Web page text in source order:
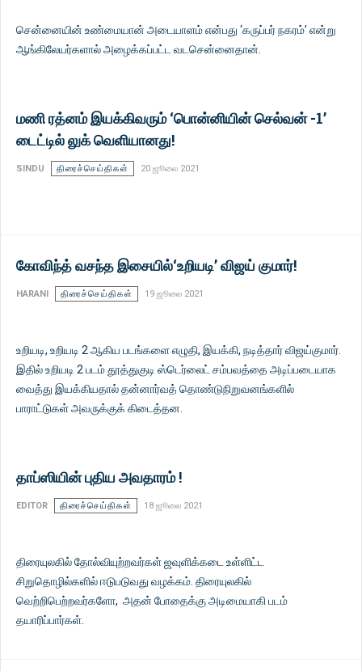
சென்னையின் உண்மையான் அடையாளம் என்பது ‘கருப்பர் நகரம்’ என்று
ஆங்கிலேயர்களால் அழைக்கப்பட்ட வடசென்னைதான்.
மணி ரத்னம் இயக்கிவரும் ‘பொன்னியின் செல்வன் -1’
டைட்டில் லுக் வெளியானது!
SINDU திரைச்செய்திகள் 20 ஜூலை 2021
கோவிந்த் வசந்த இசையில்‘உறியடி’ விஜய் குமார்!
HARANI திரைச்செய்திகள் 19 ஜூலை 2021
உறியடி, உறியடி 2 ஆகிய படங்களை எழுதி, இயக்கி, நடித்தார் விஜய்குமார்.
இதில் உறியடி 2 படம் தூத்துகுடி ஸ்டெர்லைட் சம்பவத்தை அடிப்படையாக
வைத்து இயக்கியதால் தன்னார்வத் தொண்டுநிறுவனங்களில்
பாராட்டுகள் அவருக்குக் கிடைத்தன.
தாப்ஸியின் புதிய அவதாரம் !
EDITOR திரைச்செய்திகள் 18 ஜூலை 2021
திரையுலகில் தோல்வியுற்றவர்கள் ஜவுளிக்கடை உள்ளிட்ட
சிறுதொழில்களில் ஈடுபடுவது வழக்கம். திரையுலகில்
வெற்றிபெற்றவர்களோ, அதன் போதைக்கு அடிமையாகி படம்
தயாரிப்பார்கள்.